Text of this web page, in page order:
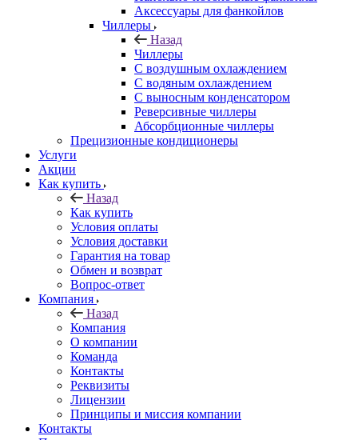
Аксессуары для фанкойлов
Чиллеры
Назад
Чиллеры
С воздушным охлаждением
С водяным охлаждением
С выносным конденсатором
Реверсивные чиллеры
Абсорбционные чиллеры
Прецизионные кондиционеры
Услуги
Акции
Как купить
Назад
Как купить
Условия оплаты
Условия доставки
Гарантия на товар
Обмен и возврат
Вопрос-ответ
Компания
Назад
Компания
О компании
Команда
Контакты
Реквизиты
Лицензии
Принципы и миссия компании
Контакты